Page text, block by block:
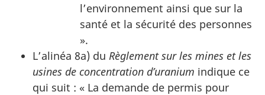
l’environnement ainsi que sur la
santé et la sécurité des personnes
».
L’alinéa 8a) du Règlement sur les mines et les
usines de concentration d’uranium indique ce
qui suit : « La demande de permis pour